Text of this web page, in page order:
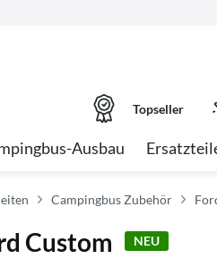
Topseller
Ausbau
Campingbus Zubehör
Custom NEU